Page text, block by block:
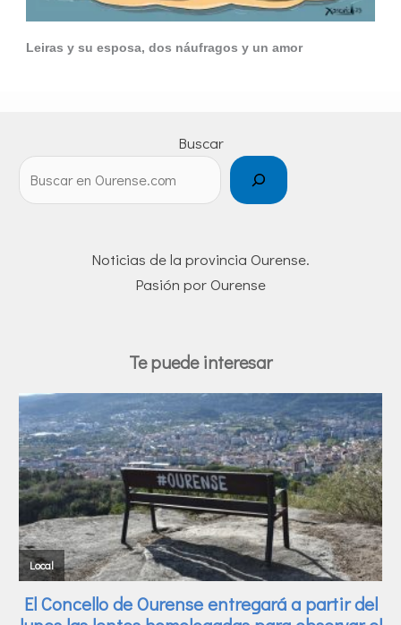
Leiras y su esposa, dos náufragos y un amor
Buscar
Noticias de la provincia Ourense.
Pasión por Ourense
Te puede interesar